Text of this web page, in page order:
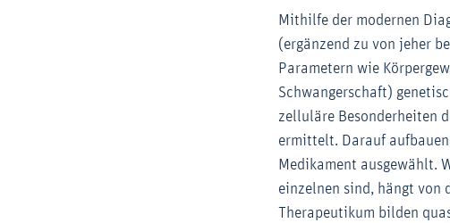
Mithilfe der modernen
(ergänzend zu von jeher
Parametern wie
Schwangerschaft)
zelluläre Besonderheiten
ermittelt. Darauf
Medikament ausgewählt.
einzelnen sind, hängt von
Therapeutikum bilden